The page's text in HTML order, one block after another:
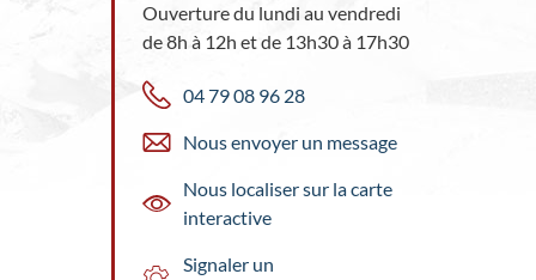
Ouverture du lundi au vendredi
de 8h à 12h et de 13h30 à 17h30
04 79 08 96 28
Nous envoyer un message
Nous localiser sur la carte
interactive
Signaler un